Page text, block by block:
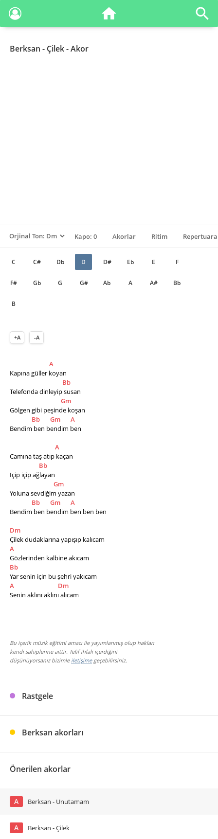
Berksan - Çilek - Akor
Kapo: 0 Akorlar Ritim
C C# Db D D# Eb E F
F# Gb G G# Ab A A# Bb
B
+A -A
A
Kapına güller koyan
Bb
Telefonda dinleyip susan
Gm
Gölgen gibi peşinde koşan
Bb
Gm
A
Bendim ben bendim ben
A
Camına taş atıp kaçan
Bb
İçip içip ağlayan
Gm
Yoluna sevdiğim yazan
Bb
Gm
A
Bendim ben bendim ben ben ben
Dm
Çilek dudaklarına yapışıp kalıcam
A
Gözlerinden kalbine akıcam
Bb
Yar senin için bu şehri yakıcam
A
Dm
Senin aklını aklını alıcam
Bu içerik müzik eğitimi amacı ile yayımlanmış olup hakları
kendi sahiplerine aittir. Telif ihlali içerdiğini
düşünüyorsanız bizimle iletişimegeçebilirsiniz.
Rastgele
Berksan akorları
Önerilen akorlar
A Berksan - Unutamam
A Berksan - Çilek